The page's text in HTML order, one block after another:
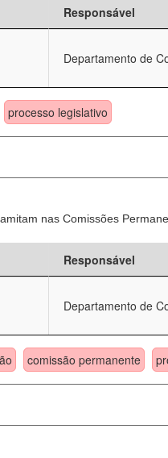
Responsável
Departamento de
processo legislativo
nas Comissões
Responsável
Departamento de
comissão permanente